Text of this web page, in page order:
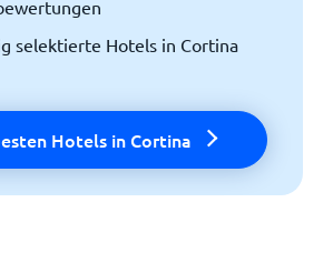
selektierte Hotels in Cortina
Hotels in Cortina